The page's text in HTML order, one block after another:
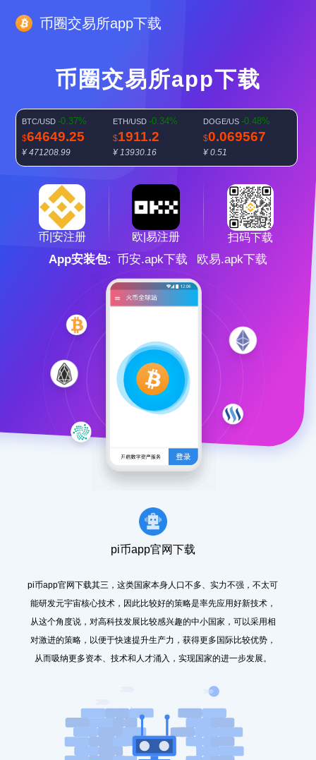
币圈交易所app下载
币圈交易所app下载
BTC/USD -0.37%
$64649.25
¥ 471208.99
ETH/USD -0.34%
$1911.2
¥ 13930.16
DOGE/US -0.48%
$0.069567
¥ 0.51
73.3829
¥ 534.87
币|安注册 欧|易注册 扫码下载
App安装包: 币安.apk下载 欧易.apk下载
pi币app官网下载
pi币app官网下载其三，这类国家本身人口不多、实力不强，不太可
能研发元宇宙核心技术，因此比较好的策略是率先应用好新技术，
从这个角度说，对高科技发展比较感兴趣的中小国家，可以采用相
对激进的策略，以便于快速提升生产力，获得更多国际比较优势，
从而吸纳更多资本、技术和人才涌入，实现国家的进一步发展。